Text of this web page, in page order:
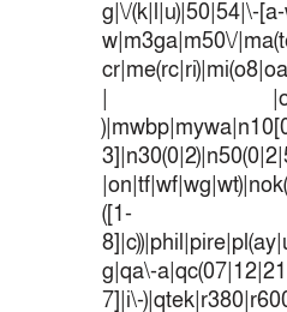
g|\/(k|l|u)|50|54|\-
w|m3ga|m50\/
|
([1-
g|qa\-
7]|i\-